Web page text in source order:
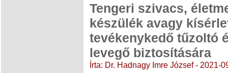
Tengeri szivacs,
készülék avagy
tevékenykedő tűzoltó
levegő biztosítására
Írta: Dr. Hadnagy Imre József - 2021-